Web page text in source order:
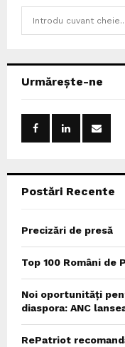
h
Urmărește-ne
Postări Recente
Precizări de presă
Top 100 Români de
Noi oportunități
diaspora: ANC
RePatriot